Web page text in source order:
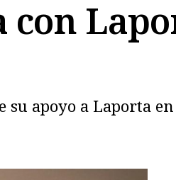
apoyo a Laporta en